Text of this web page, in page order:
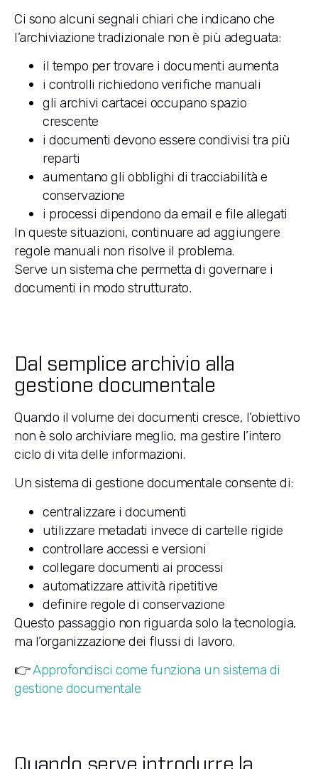
Ci sono alcuni segnali chiari che indicano che
l’archiviazione tradizionale non è più adeguata:
il tempo per trovare i documenti aumenta
i controlli richiedono verifiche manuali
gli archivi cartacei occupano spazio
crescente
i documenti devono essere condivisi tra più
reparti
aumentano gli obblighi di tracciabilità e
conservazione
i processi dipendono da email e file allegati
In queste situazioni, continuare ad aggiungere
regole manuali non risolve il problema.
Serve un sistema che permetta di governare i
documenti in modo strutturato.
Dal semplice archivio alla
gestione documentale
Quando il volume dei documenti cresce, l’obiettivo
non è solo archiviare meglio, ma gestire l’intero
ciclo di vita delle informazioni.
Un sistema di gestione documentale consente di:
centralizzare i documenti
utilizzare metadati invece di cartelle rigide
controllare accessi e versioni
collegare documenti ai processi
automatizzare attività ripetitive
definire regole di conservazione
Questo passaggio non riguarda solo la tecnologia,
ma l’organizzazione dei flussi di lavoro.
👉Approfondisci come funziona un sistema di
gestione documentale